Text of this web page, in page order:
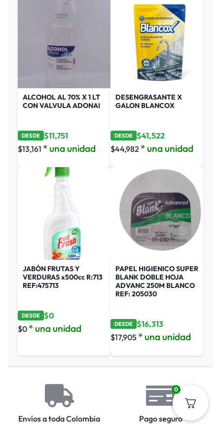
ALCOHOL AL 70% X 1 LT
CON VALVULA ADONAI
DESDE $11,751
$13,161 * una unidad
DESENGRASANTE X
GALON BLANCOX
DESDE $41,522
$44,982 * una unidad
JABÓN FRUTAS Y
VERDURAS x500cc R:713
REF:475713
DESDE $0
$0 * una unidad
PAPEL HIGIENICO SUPER
BLANK DOBLE HOJA
ADVANC 250M BLANCO
REF: 205030
DESDE $16,313
$17,905 * una unidad
Envíos a toda Colombia Pago seguro
0